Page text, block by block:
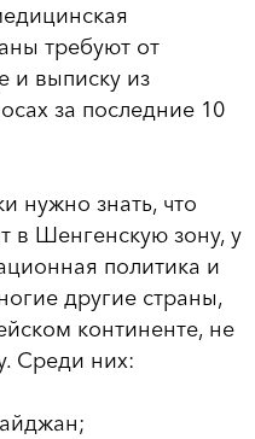
требуют от
и выписку из
за последние 10
нужно знать, что
в Шенгенскую зону, у
политика и
другие страны,
континенте, не
Среди них: